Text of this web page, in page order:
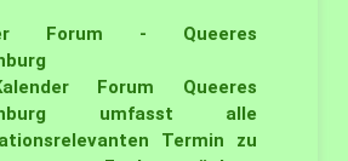
Forum - Queeres
Forum Queeres
umfasst alle
Termin zu